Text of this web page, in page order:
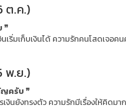
ต.ค.)
❞
เริ่มเก็บเงินได้ ความรักคนโสดเจอ
พ.ย.)
ครับ ❞
งินยังทรงตัว ความรักมีเรื่องให้คิดมา